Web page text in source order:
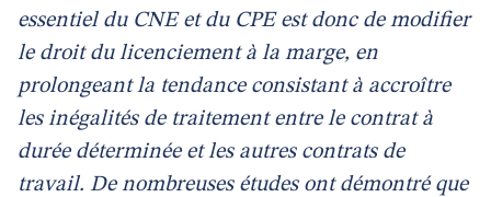
essentiel du CNE et du CPE est donc de modifier
le droit du licenciement à la marge, en
prolongeant la tendance consistant à accroître
les inégalités de traitement entre le contrat à
durée déterminée et les autres contrats de
travail. De nombreuses études ont démontré que